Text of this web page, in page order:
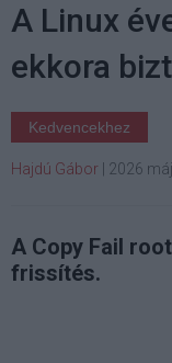
A Linux
ekkora
Kedvencekhez
Hajdú Gábor 2026
A Copy Fail
frissítés.